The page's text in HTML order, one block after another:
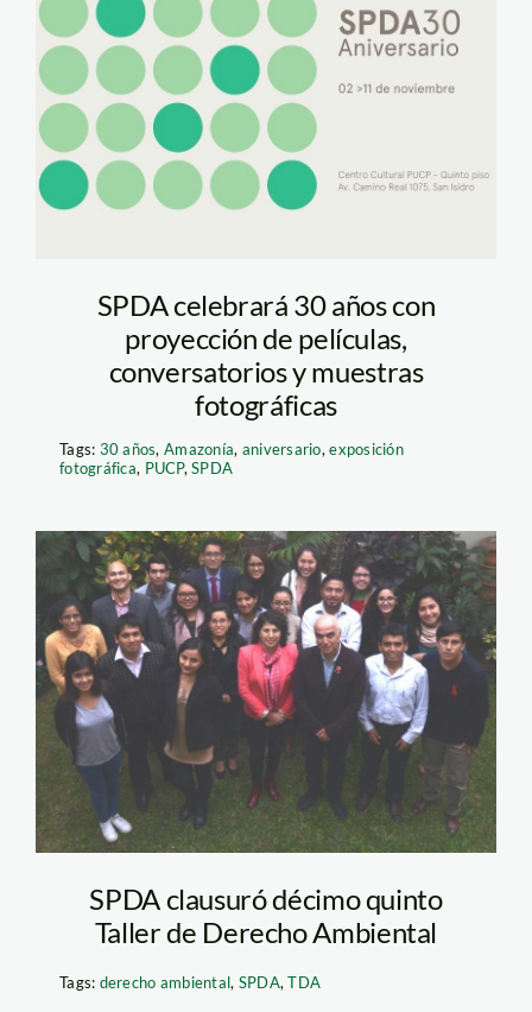
spda-aniversario
SPDA celebrará 30 años con
proyección de películas,
conversatorios y muestras
fotográficas
Tags: 30 años,Amazonía, aniversario,exposición
fotográfica, PUCP,SPDA
Taller03
SPDA clausuró décimo quinto
Taller de Derecho Ambiental
Tags: derecho ambiental, SPDA,TDA